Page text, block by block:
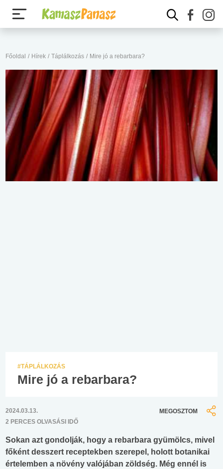
Főoldal / Hírek / Táplálkozás / Mire jó a rebarbara?
#TÁPLÁLKOZÁS
Mire jó a rebarbara?
2024.03.13.
2 PERCES OLVASÁSI IDŐ
MEGOSZTOM
Sokan azt gondolják, hogy a rebarbara gyümölcs, mivel
főként desszert receptekben szerepel, holott botanikai
értelemben a növény valójában zöldség. Még ennél is